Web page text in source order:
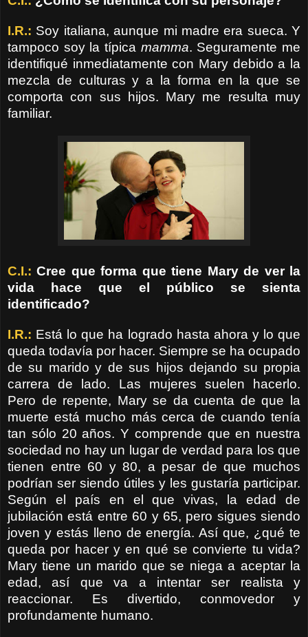
I.R.: Soy italiana, aunque mi madre era sueca. Y
tampoco soy la típica mamma. Seguramente me
identifiqué inmediatamente con Mary debido a la
mezcla de culturas y a la forma en la que se
comporta con sus hijos. Mary me resulta muy
familiar.
C.I.: Cree que forma que tiene Mary de ver la
vida hace que el público se sienta
identificado?
I.R.: Está lo que ha logrado hasta ahora y lo que
queda todavía por hacer. Siempre se ha ocupado
de su marido y de sus hijos dejando su propia
carrera de lado. Las mujeres suelen hacerlo.
Pero de repente, Mary se da cuenta de que la
muerte está mucho más cerca de cuando tenía
tan sólo 20 años. Y comprende que en nuestra
sociedad no hay un lugar de verdad para los que
tienen entre 60 y 80, a pesar de que muchos
podrían ser siendo útiles y les gustaría participar.
Según el país en el que vivas, la edad de
jubilación está entre 60 y 65, pero sigues siendo
joven y estás lleno de energía. Así que, ¿qué te
queda por hacer y en qué se convierte tu vida?
Mary tiene un marido que se niega a aceptar la
edad, así que va a intentar ser realista y
reaccionar. Es divertido, conmovedor y
profundamente humano.